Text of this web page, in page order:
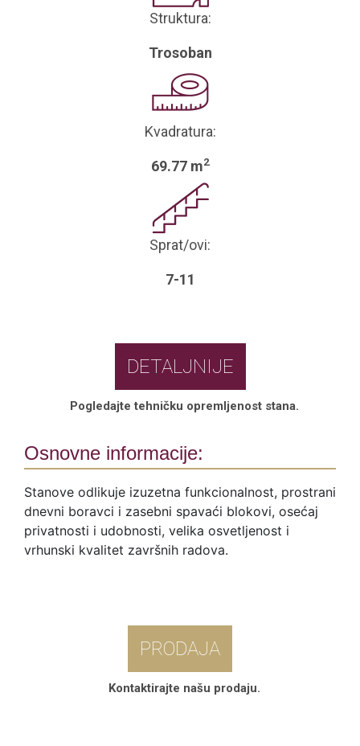
Struktura:
Trosoban
Kvadratura:
69.77 m2
Sprat/ovi:
7-11
DETALJNIJE
Pogledajte tehničku opremljenost stana.
Osnovne informacije:
Stanove odlikuje izuzetna funkcionalnost, prostrani
dnevni boravci i zasebni spavaći blokovi, osećaj
privatnosti i udobnosti, velika osvetljenost i
vrhunski kvalitet završnih radova.
PRODAJA
Kontaktirajte našu prodaju.